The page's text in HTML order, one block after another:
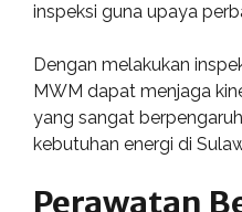
inspeksi guna upaya
Dengan melakukan
MWM dapat menjaga
yang sangat
kebutuhan energi di
Perawatan